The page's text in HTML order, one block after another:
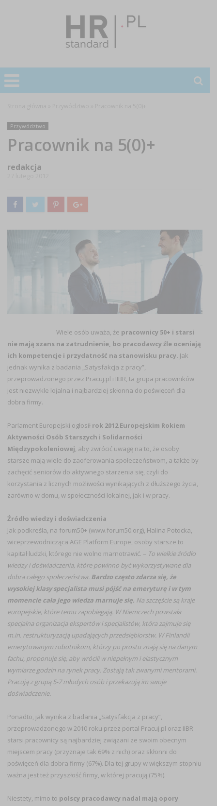
Przywództwo
Pracownik na 5(0)+
redakcja
Wiele osób uważa, że pracownicy 50+ i starsi
nie mają szans na zatrudnienie, bo pracodawcy źle oceniają
ich kompetencje i przydatność na stanowisku pracy. Jak
jednak wynika z badania „Satysfakcja z pracy”,
przeprowadzonego przez Pracuj.pl i IIBR, ta grupa pracowników
jest niezwykle lojalna i najbardziej skłonna do poświęceń dla
dobra firmy.
Parlament Europejski ogłosił rok 2012 Europejskim Rokiem
Aktywności Osób Starszych i Solidarności
Międzypokoleniowej, aby zwrócić uwagę na to, że osoby
starsze mają wiele do zaoferowania społeczeństwom, a także by
zachęcić seniorów do aktywnego starzenia się, czyli do
korzystania z licznych możliwości wynikających z dłuższego życia,
zarówno w domu, w społeczności lokalnej, jak i w pracy.
Źródło wiedzy i doświadczenia
Jak podkreśla, na forum50+ (www.forum50.org), Halina Potocka,
wiceprzewodnicząca AGE Platform Europe, osoby starsze to
kapitał ludzki, którego nie wolno marnotrawić. – To wielkie źródło
wiedzy i doświadczenia, które powinno być wykorzystywane dla
dobra całego społeczeństwa. Bardzo często zdarza się, że
wysokiej klasy specjalista musi pójść na emeryturę i w tym
momencie cała jego wiedza marnuje się. Na szczęście są kraje
europejskie, które temu zapobiegają. W Niemczech powstała
specjalna organizacja ekspertów i specjalistów, która zajmuje się
m.in. restrukturyzacją upadających przedsiębiorstw. W Finlandii
emerytowanym robotnikom, którzy po prostu znają się na danym
fachu, proponuje się, aby wrócili w niepełnym i elastycznym
wymiarze godzin na rynek pracy. Zostają tak zwanymi mentorami.
Pracują z grupą 5-7 młodych osób i przekazują im swoje
doświadczenie.
Ponadto, jak wynika z badania „Satysfakcja z pracy”,
przeprowadzonego w 2010 roku przez portal Pracuj.pl oraz IIBR
starsi pracownicy są najbardziej związani ze swoim obecnym
miejscem pracy (przyznaje tak 69% z nich) oraz skłonni do
poświęceń dla dobra firmy (67%). Dla tej grupy w większym stopniu
ważna jest też przyszłość firmy, w której pracują (75%).
Niestety, mimo to polscy pracodawcy nadal mają opory